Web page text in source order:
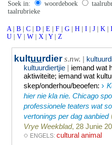
Soek in: woordeboek
taalrubrieke
A | B | C | D | E | F | G | H | I | J | K |
U | V | W | X | Y | Z
kultuurdier s.nw. |
kultuurdiertjie | iemand wat
aktiwiteite; iemand wat
skep/onderhou/beoefen:›
hier nie kla nie. Chicago
professionele teaters wat
vertonings per dag aanbied
Vrye Weekblad, 28 Junie
◌ ENGELS:cultural animal